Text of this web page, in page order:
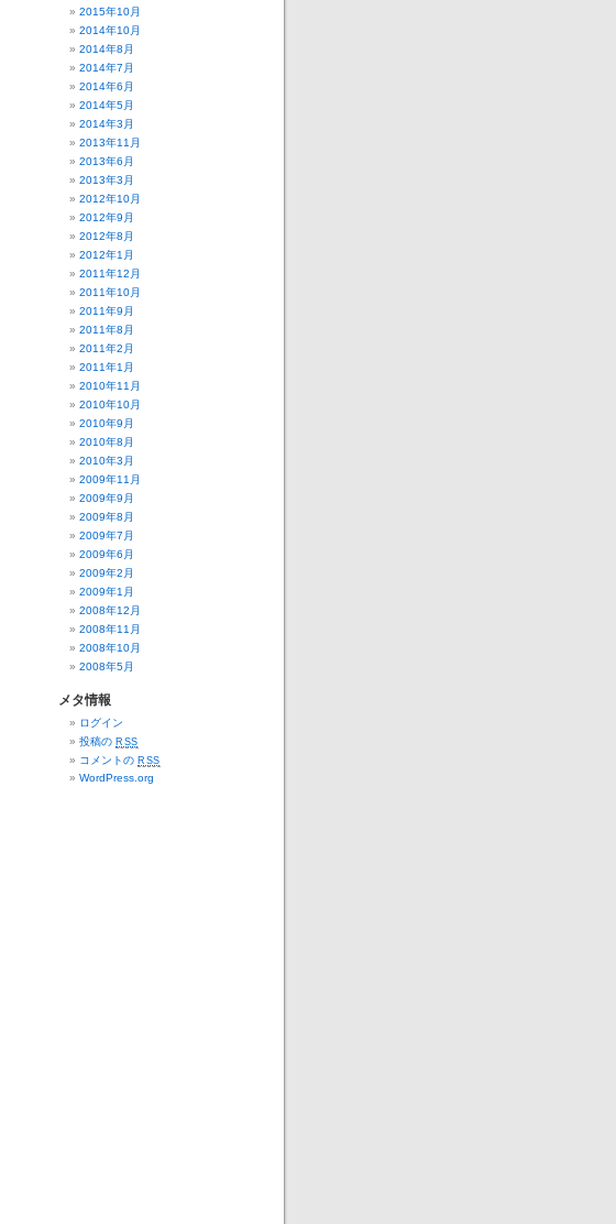
2015年10月
2014年10月
2014年8月
2014年7月
2014年6月
2014年5月
2014年3月
2013年11月
2013年6月
2013年3月
2012年10月
2012年9月
2012年8月
2012年1月
2011年12月
2011年10月
2011年9月
2011年8月
2011年2月
2011年1月
2010年11月
2010年10月
2010年9月
2010年8月
2010年3月
2009年11月
2009年9月
2009年8月
2009年7月
2009年6月
2009年2月
2009年1月
2008年12月
2008年11月
2008年10月
2008年5月
メタ情報
ログイン
投稿の RSS
コメントの RSS
WordPress.org